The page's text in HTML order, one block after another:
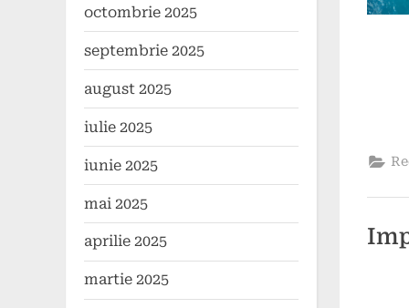
octombrie 2025
septembrie 2025
august 2025
iulie 2025
iunie 2025
mai 2025
aprilie 2025
martie 2025